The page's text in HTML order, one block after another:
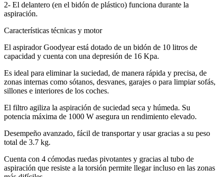
2- El delantero (en el bidón de plástico) funciona durante la
aspiración.
Características técnicas y motor
El aspirador Goodyear está dotado de un bidón de 10 litros de
capacidad y cuenta con una depresión de 16 Kpa.
Es ideal para eliminar la suciedad, de manera rápida y precisa, de
zonas internas como sótanos, desvanes, garajes o para limpiar sofás,
sillones e interiores de los coches.
El filtro agiliza la aspiración de suciedad seca y húmeda. Su
potencia máxima de 1000 W asegura un rendimiento elevado.
Desempeño avanzado, fácil de transportar y usar gracias a su peso
total de 3.7 kg.
Cuenta con 4 cómodas ruedas pivotantes y gracias al tubo de
aspiración que resiste a la torsión permite llegar incluso en las zonas